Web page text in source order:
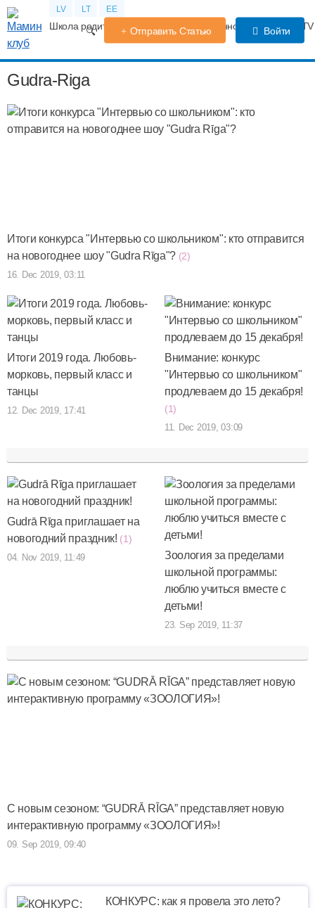
LV LT EE
Школа родителей Календарь беременности Форум
Отправить Статью Войти
Gudra-Riga
Итоги конкурса "Интервью со школьником": кто отправится
на новогоднее шоу "Gudra Rīga"? (2)
16. Dec 2019, 03:11
Итоги 2019 года. Любовь-
морковь, первый класс и
танцы
12. Dec 2019, 17:41
Внимание: конкурс
"Интервью со школьником"
продлеваем до 15 декабря!
(1)
11. Dec 2019, 03:09
Gudrā Rīga приглашает на
новогодний праздник! (1)
04. Nov 2019, 11:49
Зоология за пределами
школьной программы:
люблю учиться вместе с
детьми!
23. Sep 2019, 11:37
С новым сезоном: “GUDRĀ RĪGA” представляет новую
интерактивную программу «ЗООЛОГИЯ»!
09. Sep 2019, 09:40
КОНКУРС: как я провела это лето?